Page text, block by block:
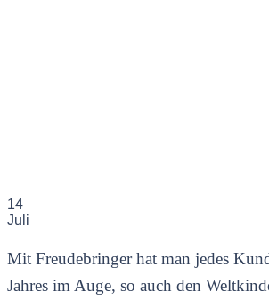
14
Juli
Mit Freudebringer hat man jedes
Jahres im Auge, so auch den